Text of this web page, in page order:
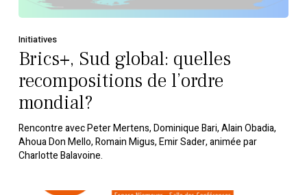
Initiatives
Brics+, Sud global: quelles
recompositions de l’ordre
mondial?
Rencontre avec Peter Mertens, Dominique Bari, Alain Obadia,
Ahoua Don Mello, Romain Migus, Emir Sader, animée par
Charlotte Balavoine.